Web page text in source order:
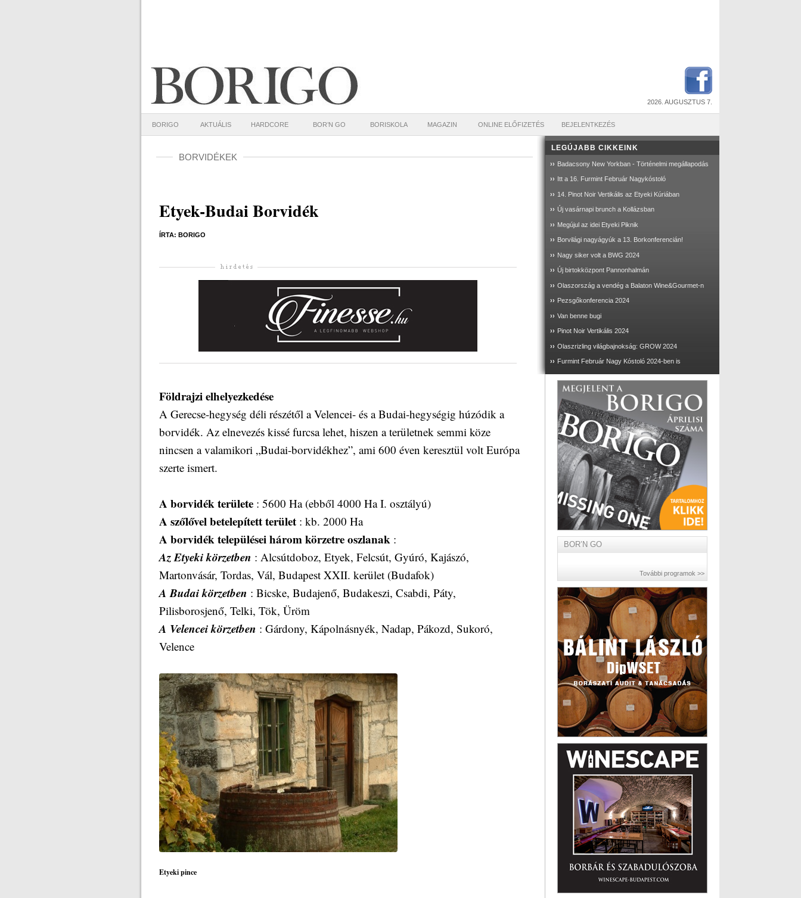
2026. AUGUSZTUS 7.
BORIGO AKTUÁLIS HARDCORE BOR’N GO BORISKOLA MAGAZIN ONLINE ELŐFIZETÉS BEJELENTKEZÉS
BORVIDÉKEK
Etyek-Budai Borvidék
ÍRTA: BORIGO
Földrajzi elhelyezkedése
A Gerecse-hegység déli részétől a Velencei- és a Budai-hegységig húzódik a
borvidék. Az elnevezés kissé furcsa lehet, hiszen a területnek semmi köze
nincsen a valamikori „Budai-borvidékhez”, ami 600 éven keresztül volt Európa
szerte ismert.
A borvidék területe : 5600 Ha (ebből 4000 Ha I. osztályú)
A szőlővel betelepített terület : kb. 2000 Ha
A borvidék települései három körzetre oszlanak :
Az Etyeki körzetben : Alcsútdoboz, Etyek, Felcsút, Gyúró, Kajászó,
Martonvásár, Tordas, Vál, Budapest XXII. kerület (Budafok)
A Budai körzetben : Bicske, Budajenő, Budakeszi, Csabdi, Páty,
Pilisborosjenő, Telki, Tök, Üröm
A Velencei körzetben : Gárdony, Kápolnásnyék, Nadap, Pákozd, Sukoró,
Velence
Etyeki pince
LEGÚJABB CIKKEINK
›› Badacsony New Yorkban - Történelmi megállapodás
›› Itt a 16. Furmint Február Nagykóstoló
›› 14. Pinot Noir Vertikális az Etyeki Kúriában
›› Új vasárnapi brunch a Kollázsban
›› Megújul az idei Etyeki Piknik
›› Borvilági nagyágyúk a 13. Borkonferencián!
›› Nagy siker volt a BWG 2024
›› Új birtokközpont Pannonhalmán
›› Olaszország a vendég a Balaton Wine&Gourmet-n
›› Pezsgőkonferencia 2024
›› Van benne bugi
›› Pinot Noir Vertikális 2024
›› Olaszrizling világbajnokság: GROW 2024
›› Furmint Február Nagy Kóstoló 2024-ben is
BOR’N GO
További programok >>